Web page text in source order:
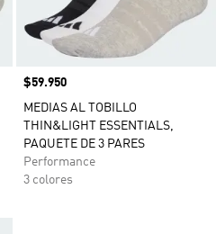
Precio
$59.950
MEDIAS AL TOBILLO
THIN&LIGHT ESSENTIALS,
PAQUETE DE 3 PARES
Performance
3 colores